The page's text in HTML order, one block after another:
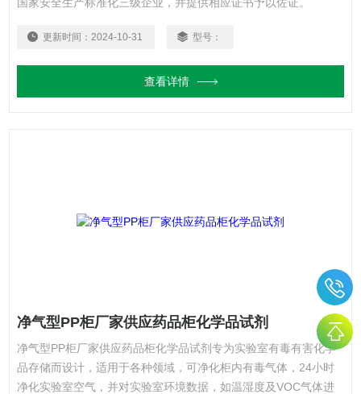
更新时间： 2024-10-31 型号：
查看详情
净气型PP柜厂家供应药品柜化学品试剂
净气型PP柜厂家供应药品柜化学品试剂专为实验室有毒有害化学
品存储而设计，适用于各种领域，可净化柜内有毒气体，24小时
净化实验室空气，并对实验室环境数据，如温湿度及VOC气体进